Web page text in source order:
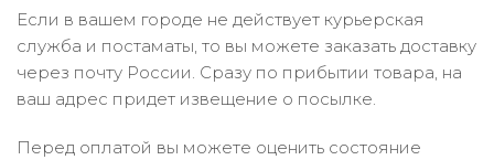
Если в вашем городе не действует курьерская
служба и постаматы, то вы можете заказать доставку
через почту России. Сразу по прибытии товара, на
ваш адрес придет извещение о посылке.
Перед оплатой вы можете оценить состояние